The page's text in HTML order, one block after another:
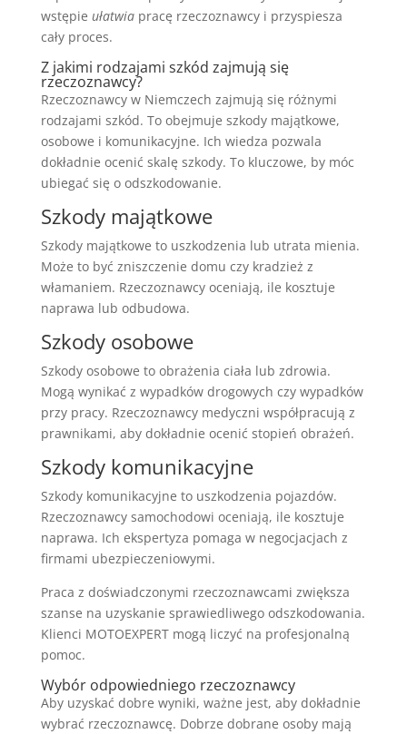
wstępie ułatwiapracę rzeczoznawcy i przyspiesza
cały proces.
Z jakimi rodzajami szkód zajmują się
rzeczoznawcy?
Rzeczoznawcy w Niemczech zajmują się różnymi
rodzajami szkód. To obejmuje szkody majątkowe,
osobowe i komunikacyjne. Ich wiedza pozwala
dokładnie ocenić skalę szkody. To kluczowe, by móc
ubiegać się o odszkodowanie.
Szkody majątkowe
Szkody majątkowe to uszkodzenia lub utrata mienia.
Może to być zniszczenie domu czy kradzież z
włamaniem. Rzeczoznawcy oceniają, ile kosztuje
naprawa lub odbudowa.
Szkody osobowe
Szkody osobowe to obrażenia ciała lub zdrowia.
Mogą wynikać z wypadków drogowych czy wypadków
przy pracy. Rzeczoznawcy medyczni współpracują z
prawnikami, aby dokładnie ocenić stopień obrażeń.
Szkody komunikacyjne
Szkody komunikacyjne to uszkodzenia pojazdów.
Rzeczoznawcy samochodowi oceniają, ile kosztuje
naprawa. Ich ekspertyza pomaga w negocjacjach z
firmami ubezpieczeniowymi.
Praca z doświadczonymi rzeczoznawcami zwiększa
szanse na uzyskanie sprawiedliwego odszkodowania.
Klienci MOTOEXPERT mogą liczyć na profesjonalną
pomoc.
Wybór odpowiedniego rzeczoznawcy
Aby uzyskać dobre wyniki, ważne jest, aby dokładnie
wybrać rzeczoznawcę. Dobrze dobrane osoby mają